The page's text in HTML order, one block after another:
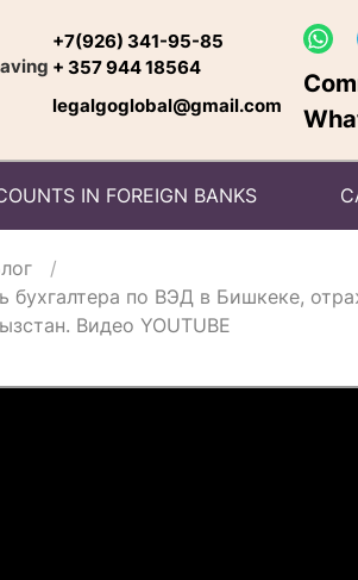
+7(926) 341-95-85
+ 357 944 18564
legalgoglobal@gmail.com
IN FOREIGN BANKS
бухгалтера по ВЭД в Бишкеке,
Видео YOUTUBE